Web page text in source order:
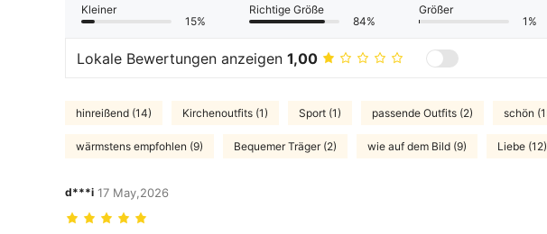
Kleiner
15%
Richtige Größe
84%
Größer
1%
Lokale Bewertungen anzeigen 1,00
hinreißend (14) Kirchenoutfits (1) Sport (1) passende Outfits (2) schön
wärmstens empfohlen (9) Bequemer Träger (2) wie auf dem Bild (9) Liebe (12)
d***i 17 May,2026